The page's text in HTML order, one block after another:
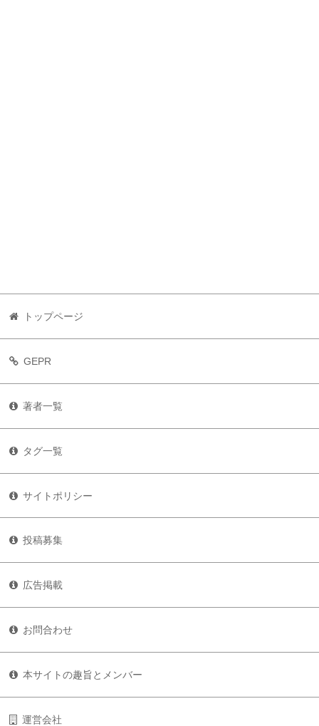
トップページ
GEPR
著者一覧
タグ一覧
サイトポリシー
投稿募集
広告掲載
お問合わせ
本サイトの趣旨とメンバー
運営会社